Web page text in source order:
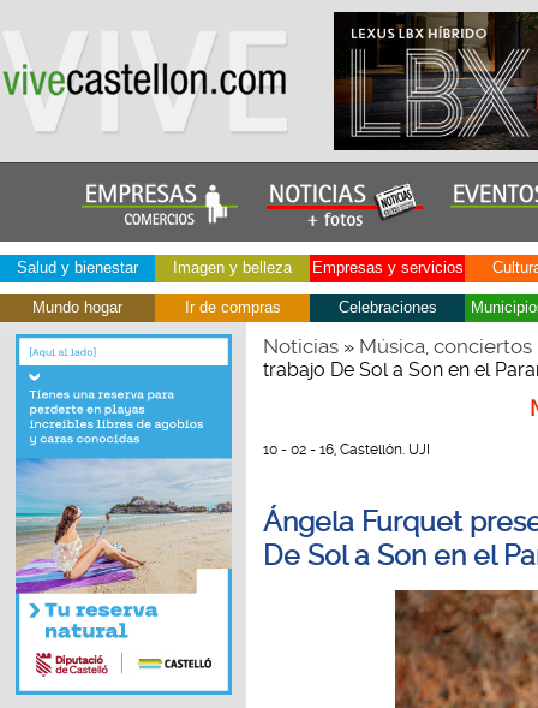
Salud y bienestar Imagen y belleza Empresas y servicios
Mundo hogar Ir de compras Celebraciones
Noticias» Música, conciertos
trabajo De Sol a Son en el
10 - 02 - 16, Castellón. UJI
Ángela Furquet
De Sol a Son en el